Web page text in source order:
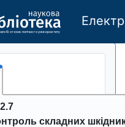
го бі отехно логічно го універси тету
складних